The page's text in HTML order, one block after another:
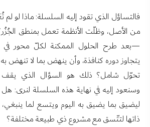
فالتساؤل الذي تقود إليه السلسلة: ماذا لو لم
من الأصل، وظلّت الأنظمة تعمل بمنطق
—بعد طرح الحلول الممكنة لكلّ محور في
يتجاوز دوره كنافذة، وأن ينهض بما لا تنهض
تحوّل شامل؟ ذلك هو السؤال الذي يقف
وسنعود إليه في نهاية هذه السلسلة لنرى:
ليضيق بما يضيق به اليوم ويتسع لما ينبغي،
ذاتها لتتّسق مع مشروع ذي طبيعة مختلفة؟